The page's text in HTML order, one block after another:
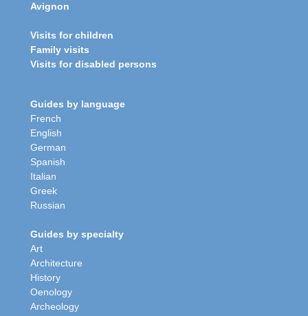
Avignon
Visits for children
Family visits
Visits for disabled persons
Guides by language
French
English
German
Spanish
Italian
Greek
Russian
Guides by specialty
Art
Architecture
History
Oenology
Archeology